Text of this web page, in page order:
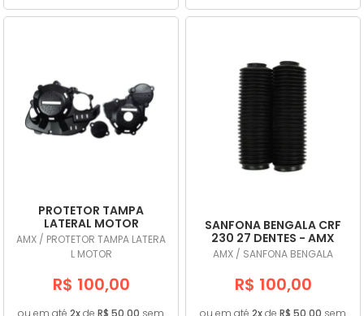
PROTETOR TAMPA
LATERAL MOTOR
TORNADO PRETO - AMX
AMX / PROTETOR TAMPA LATERA
L MOTOR
R$ 100,00
ou em até 2xde R$ 50,00 sem
SANFONA BENGALA CRF
230 27 DENTES - AMX
AMX / SANFONA BENGALA
R$ 100,00
ou em até 2xde R$ 50,00 sem